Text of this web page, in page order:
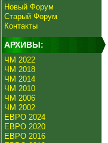
Новый Форум
Старый Форум
Контакты
АРХИВЫ:
ЧМ 2022
ЧМ 2018
ЧМ 2014
ЧМ 2010
ЧМ 2006
ЧМ 2002
ЕВРО 2024
ЕВРО 2020
ЕВРО 2016